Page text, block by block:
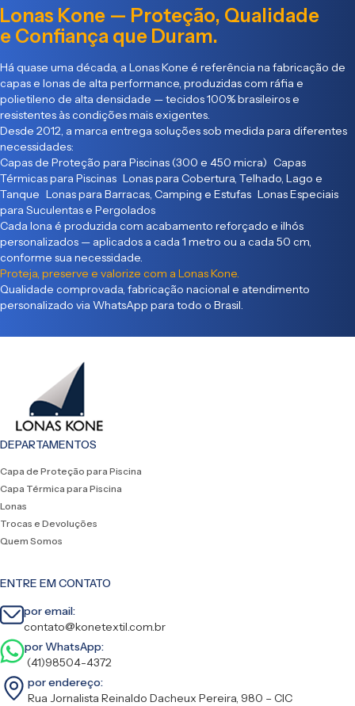
Lonas Kone — Proteção, Qualidade
e Confiança que Duram.
Há quase uma década, a Lonas Kone é referência na fabricação de
capas e lonas de alta performance, produzidas com ráfia e
polietileno de alta densidade — tecidos 100% brasileiros e
resistentes às condições mais exigentes.
Desde 2012, a marca entrega soluções sob medida para diferentes
necessidades:
Capas de Proteção para Piscinas (300 e 450 micra) Capas
Térmicas para Piscinas Lonas para Cobertura, Telhado, Lago e
Tanque Lonas para Barracas, Camping e Estufas Lonas Especiais
para Suculentas e Pergolados
Cada lona é produzida com acabamento reforçado e ilhós
personalizados — aplicados a cada 1 metro ou a cada 50 cm,
conforme sua necessidade.
Proteja, preserve e valorize com a Lonas Kone.
Qualidade comprovada, fabricação nacional e atendimento
personalizado via WhatsApp para todo o Brasil.
DEPARTAMENTOS
Capa de Proteção para Piscina
Capa Térmica para Piscina
Lonas
Trocas e Devoluções
Quem Somos
ENTRE EM CONTATO
por email:
contato@konetextil.com.br
por WhatsApp:
(41)98504-4372
por endereço:
Rua Jornalista Reinaldo Dacheux Pereira, 980 – CIC